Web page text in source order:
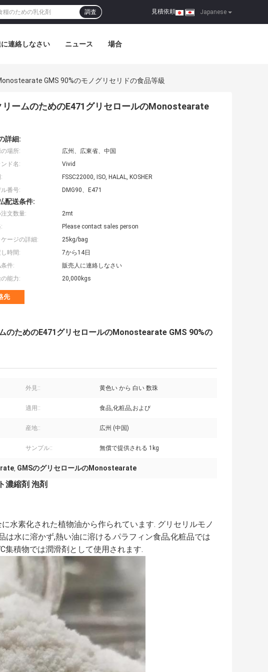
Japanese
見積依頼 |
調査
連絡しなさい ニュース 場合
GMS 90%のモノグリセリドの食品等級
ームのためのE471グリセロールのMonostearate
詳細:
場所:
広州、広東省、中国
ド名:
Vivid
FSSC22000, ISO, HALAL, KOSHER
番号:
DMG90、E471
配送条件:
文数量:
2mt
Please contact sales person
ージの詳細:
25kg/bag
時間:
7から14日
件:
販売人に連絡しなさい
能力:
20,000kgs
先
のためのE471グリセロールのMonostearate GMS 90%の
外見:: 黄色い から 白い 数珠
適用:: 食品,化粧品,および
産地:: 広州 (中国)
サンプル:: 無償で提供される 1kg
, GMSのグリセロールのMonostearate
濃縮剤 泡剤
水素化された植物油から作られています. グリセリルモノ
水に溶かず,熱い油に溶ける.パラフィン食品,化粧品では
集積物では潤滑剤として使用されます.